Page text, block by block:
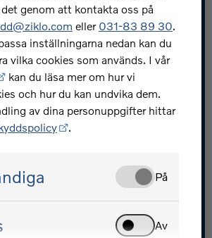
bedrägerier
(publ) Org.nr 556069-0967
Dataskyddspolicy
genom att kontakta oss på
eller 031-83 89 30.
inställningarna nedan kan du
vilka cookies som används. I vår
kan du läsa mer om hur vi
och hur du kan undvika dem.
av dina personuppgifter hittar
.
På
Av